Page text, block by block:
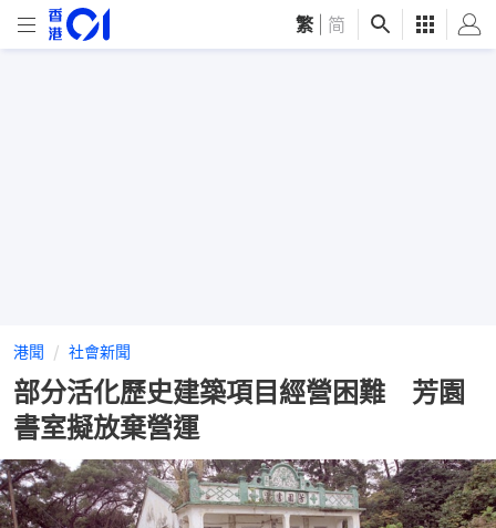
繁 简
港聞 社會新聞
部分活化歷史建築項目經營困難 芳園
書室擬放棄營運